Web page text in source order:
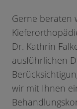
Gerne beraten
Dr. Kathrin
ausführlichen
wir mit Ihnen